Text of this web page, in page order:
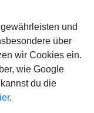
und
über
wir Cookies ein.
wie Google
du die
.